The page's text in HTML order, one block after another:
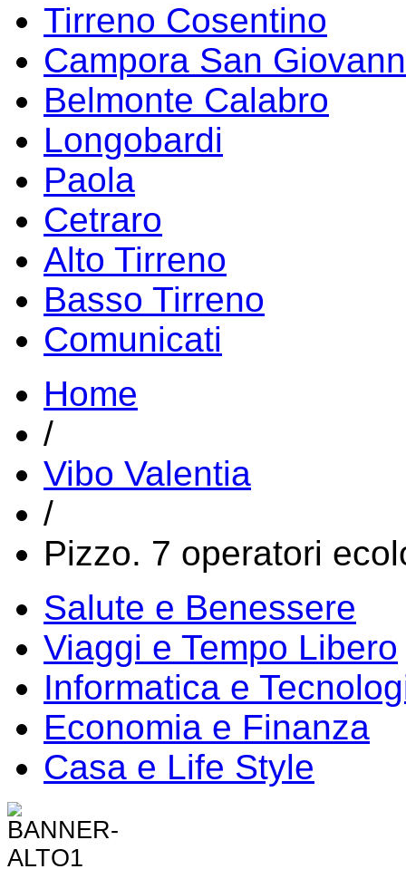
Tirreno Cosentino
Campora San
Belmonte Calabro
Longobardi
Paola
Cetraro
Alto Tirreno
Basso Tirreno
Comunicati
Home
/
Vibo Valentia
/
Pizzo. 7 operatori
Salute e Benessere
Viaggi e Tempo Libero
Informatica e
Economia e Finanza
Casa e Life Style